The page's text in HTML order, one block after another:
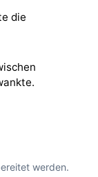
die
werden.